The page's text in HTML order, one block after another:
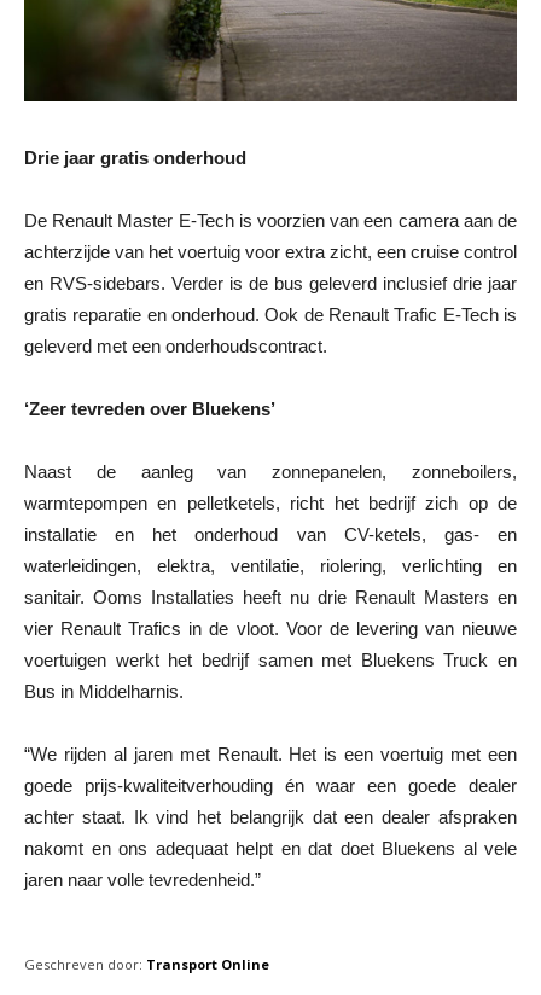
Drie jaar gratis onderhoud
De Renault Master E-Tech is voorzien van een camera aan de
achterzijde van het voertuig voor extra zicht, een cruise control
en RVS-sidebars. Verder is de bus geleverd inclusief drie jaar
gratis reparatie en onderhoud. Ook de Renault Trafic E-Tech is
geleverd met een onderhoudscontract.
‘Zeer tevreden over Bluekens’
Naast de aanleg van zonnepanelen, zonneboilers,
warmtepompen en pelletketels, richt het bedrijf zich op de
installatie en het onderhoud van CV-ketels, gas- en
waterleidingen, elektra, ventilatie, riolering, verlichting en
sanitair. Ooms Installaties heeft nu drie Renault Masters en
vier Renault Trafics in de vloot. Voor de levering van nieuwe
voertuigen werkt het bedrijf samen met Bluekens Truck en
Bus in Middelharnis.
“We rijden al jaren met Renault. Het is een voertuig met een
goede prijs-kwaliteitverhouding én waar een goede dealer
achter staat. Ik vind het belangrijk dat een dealer afspraken
nakomt en ons adequaat helpt en dat doet Bluekens al vele
jaren naar volle tevredenheid.”
Geschreven door: Transport Online